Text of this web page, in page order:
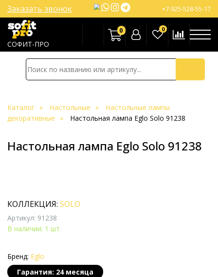
СОФИТ-ПРО
+7-925-528-55-17
Заказать звонок
0 0
Каталог Настольные
Настольные лампы
декоративные
Настольная лампа Eglo Solo 91238
Настольная лампа Eglo Solo 91238
КОЛЛЕКЦИЯ: SOLO
Артикул: 91238
В наличии: 1 шт.
Бренд: Eglo
Гарантия: 24 месяца